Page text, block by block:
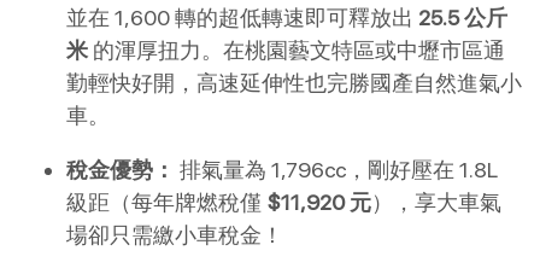
並在 1,600 轉的超低轉速即可釋放出 25.5 公斤
米 的渾厚扭力。在桃園藝文特區或中壢市區通
勤輕快好開，高速延伸性也完勝國產自然進氣小
車。
稅金優勢： 排氣量為 1,796cc，剛好壓在 1.8L
級距（每年牌燃稅僅 $11,920 元），享大車氣
場卻只需繳小車稅金！